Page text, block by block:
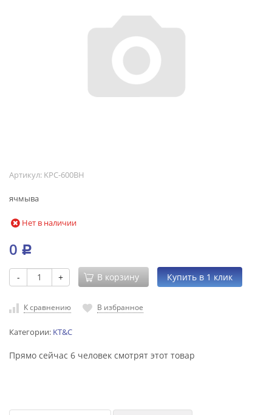
Артикул: KPC-600BH
ячмыва
Нет в наличии
0 Р
- + В корзину
К сравнению В избранное
Категории: KT&C
Прямо сейчас 6 человек смотрят этот товар